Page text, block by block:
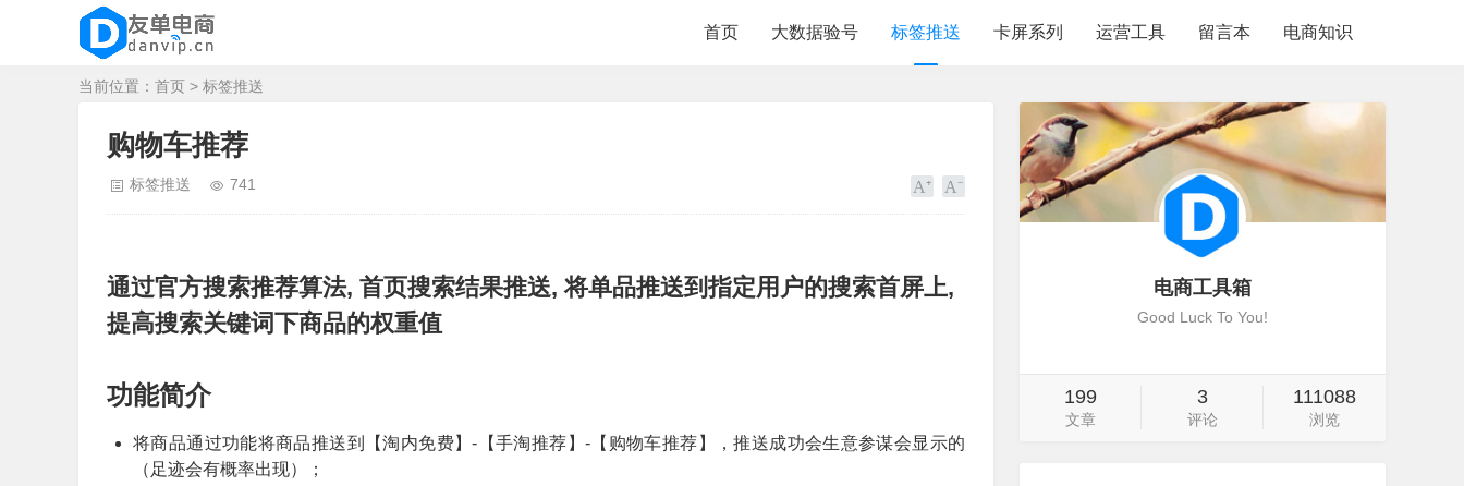
首页 大数据验号 标签推送 卡屏系列 运营工具 留言本 电商知识
当前位置： 首页 > 标签推送
购物车推荐
标签推送 741
通过官方搜索推荐算法, 首页搜索结果推送, 将单品推送到指定用户的搜索首屏上,
提高搜索关键词下商品的权重值
功能简介
将商品通过功能将商品推送到【淘内免费】-【手淘推荐】-【购物车推荐】，推送成功会生意参谋会显示的
（足迹会有概率出现）；
电商工具箱
Good Luck To You!
199
文章
3
评论
111088
浏览